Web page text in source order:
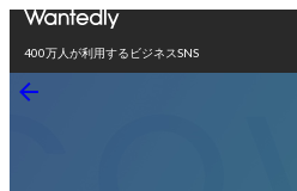
400万人が利用するビジネスSNS